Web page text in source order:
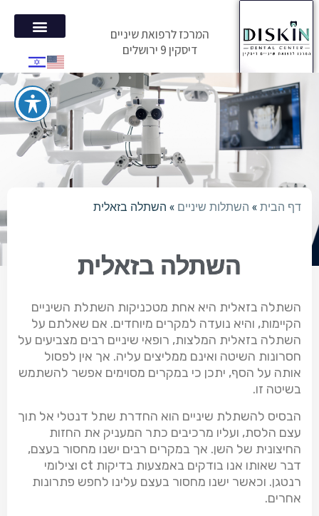
המרכז לרפואת שיניים
דיסקין 9 ירושלים
דף הבית» השתלות שיניים » השתלה בזאלית
השתלה בזאלית
השתלה בזאלית היא אחת מטכניקות השתלת השיניים
הקיימות, והיא נועדה למקרים מיוחדים. אם שאלתם על
השתלה בזאלית המלצות, רופאי שיניים רבים מצביעים על
חסרונות השיטה ואינם ממליצים עליה. אך אין לפסול
אותה על הסף, יתכן כי במקרים מסוימים אפשר להשתמש
בשיטה זו.
הבסיס להשתלת שיניים הוא החדרת שתל דנטלי אל תוך
עצם הלסת, ועליו מרכיבים כתר המעניק את החזות
החיצונית של השן. אך במקרים רבים ישנו מחסור בעצם,
דבר שאותו אנו בודקים באמצעות בדיקות ct וצילומי
רנטגן. וכאשר ישנו מחסור בעצם עלינו לחפש פתרונות
אחרים.